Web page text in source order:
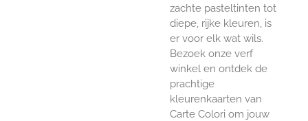
zachte pasteltinten tot
diepe, rijke kleuren, is
er voor elk wat wils.
Bezoek onze verf
winkel en ontdek de
prachtige
kleurenkaarten van
Carte Colori om jouw